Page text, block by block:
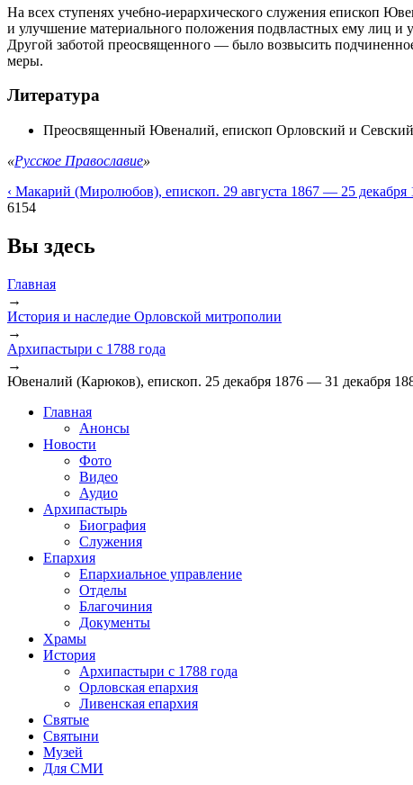
На всех ступенях учебно-иерархического служения епископ
и улучшение материального положения подвластных ему лиц
Другой заботой преосвященного — было возвысить
меры.
Литература
Преосвященный Ювеналий, епископ Орловский и
«Русское Православие»
‹ Макарий (Миролюбов), епископ. 29 августа 1867 — 25 декабря
6154
Вы здесь
Главная
→
История и наследие Орловской митрополии
→
Архипастыри с 1788 года
→
Ювеналий (Карюков), епископ. 25 декабря 1876 — 31 декабря
Главная
Анонсы
Новости
Фото
Видео
Аудио
Архипастырь
Биография
Служения
Епархия
Епархиальное управление
Отделы
Благочиния
Документы
Храмы
История
Архипастыри с 1788 года
Орловская епархия
Ливенская епархия
Святые
Святыни
Музей
Для СМИ